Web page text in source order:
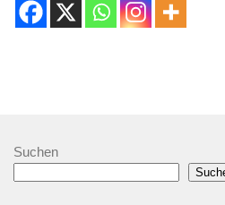
Suchen